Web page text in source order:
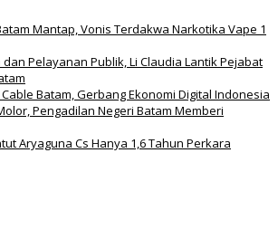
Mantap, Vonis Terdakwa Narkotika Vape 1
Pelayanan Publik, Li Claudia Lantik Pejabat
Batam, Gerbang Ekonomi Digital Indonesia
Pengadilan Negeri Batam Memberi
Aryaguna Cs Hanya 1,6 Tahun Perkara